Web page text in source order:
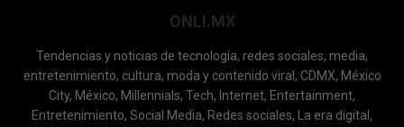
ONLI.MX
Tendencias y noticias de tecnología, redes sociales, media,
entretenimiento, cultura, moda y contenido viral, CDMX, México
City, México, Millennials, Tech, Internet, Entertainment,
Entretenimiento, Social Media, Redes sociales, La era digital,